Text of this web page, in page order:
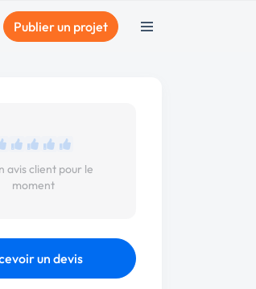
Publier un projet
avis client pour le
moment
un devis